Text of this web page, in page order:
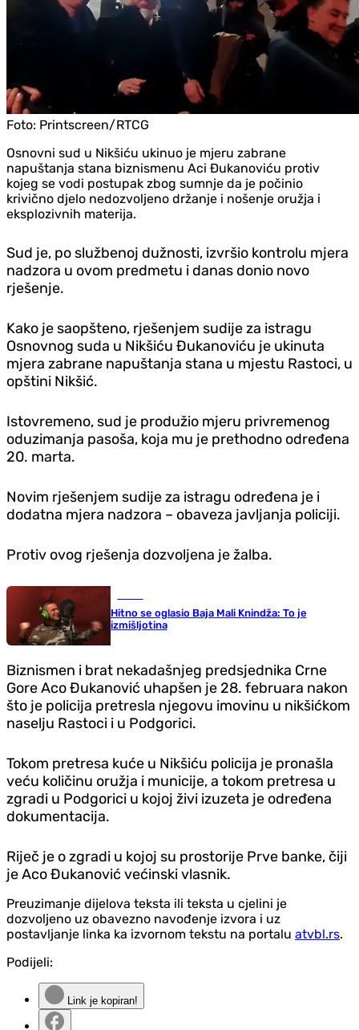
Foto: Printscreen/RTCG
Osnovni sud u Nikšiću ukinuo je mjeru zabrane
napuštanja stana biznismenu Aci Đukanoviću protiv
kojeg se vodi postupak zbog sumnje da je počinio
krivično djelo nedozvoljeno držanje i nošenje oružja i
eksplozivnih materija.
Sud je, po službenoj dužnosti, izvršio kontrolu mjera
nadzora u ovom predmetu i danas donio novo
rješenje.
Kako je saopšteno, rješenjem sudije za istragu
Osnovnog suda u Nikšiću Đukanoviću je ukinuta
mjera zabrane napuštanja stana u mjestu Rastoci, u
opštini Nikšić.
Istovremeno, sud je produžio mjeru privremenog
oduzimanja pasoša, koja mu je prethodno određena
20. marta.
Novim rješenjem sudije za istragu određena je i
dodatna mjera nadzora – obaveza javljanja policiji.
Protiv ovog rješenja dozvoljena je žalba.
Hitno se oglasio Baja Mali Knindža: To je
izmišljotina
Biznismen i brat nekadašnjeg predsjednika Crne
Gore Aco Đukanović uhapšen je 28. februara nakon
što je policija pretresla njegovu imovinu u nikšićkom
naselju Rastoci i u Podgorici.
Tokom pretresa kuće u Nikšiću policija je pronašla
veću količinu oružja i municije, a tokom pretresa u
zgradi u Podgorici u kojoj živi izuzeta je određena
dokumentacija.
Riječ je o zgradi u kojoj su prostorije Prve banke, čiji
je Aco Đukanović većinski vlasnik.
Preuzimanje dijelova teksta ili teksta u cjelini je
dozvoljeno uz obavezno navođenje izvora i uz
postavljanje linka ka izvornom tekstu na portalu atvbl.rs.
Podijeli:
Link je kopiran!